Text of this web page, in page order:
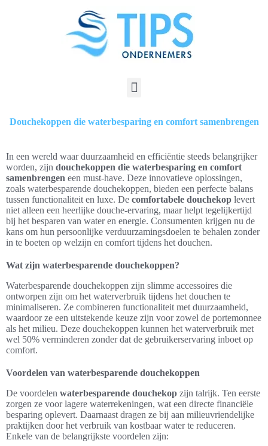
Douchekoppen die waterbesparing en comfort samenbrengen
In een wereld waar duurzaamheid en efficiëntie steeds belangrijker
worden, zijn douchekoppen die waterbesparing en comfort
samenbrengen een must-have. Deze innovatieve oplossingen,
zoals waterbesparende douchekoppen, bieden een perfecte balans
tussen functionaliteit en luxe. De comfortabele douchekop levert
niet alleen een heerlijke douche-ervaring, maar helpt tegelijkertijd
bij het besparen van water en energie. Consumenten krijgen nu de
kans om hun persoonlijke verduurzamingsdoelen te behalen zonder
in te boeten op welzijn en comfort tijdens het douchen.
Wat zijn waterbesparende douchekoppen?
Waterbesparende douchekoppen zijn slimme accessoires die
ontworpen zijn om het waterverbruik tijdens het douchen te
minimaliseren. Ze combineren functionaliteit met duurzaamheid,
waardoor ze een uitstekende keuze zijn voor zowel de portemonnee
als het milieu. Deze douchekoppen kunnen het waterverbruik met
wel 50% verminderen zonder dat de gebruikerservaring inboet op
comfort.
Voordelen van waterbesparende douchekoppen
De voordelen waterbesparende douchekop zijn talrijk. Ten eerste
zorgen ze voor lagere waterrekeningen, wat een directe financiële
besparing oplevert. Daarnaast dragen ze bij aan milieuvriendelijke
praktijken door het verbruik van kostbaar water te reduceren.
Enkele van de belangrijkste voordelen zijn: